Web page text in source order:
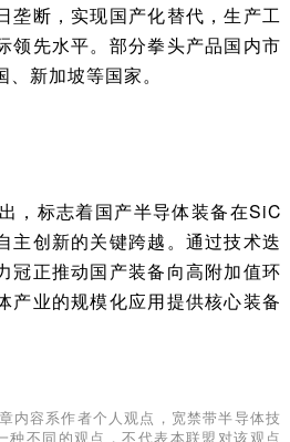
垄断，实现国产化替代，生产工
领先水平。部分拳头产品国内市
新加坡等国家。
，标志着国产半导体装备在SiC
主创新的关键跨越。通过技术迭
冠正推动国产装备向高附加值环
产业的规模化应用提供核心装备
内容系作者个人观点，宽禁带半导体技
种不同的观点，不代表本联盟对该观点